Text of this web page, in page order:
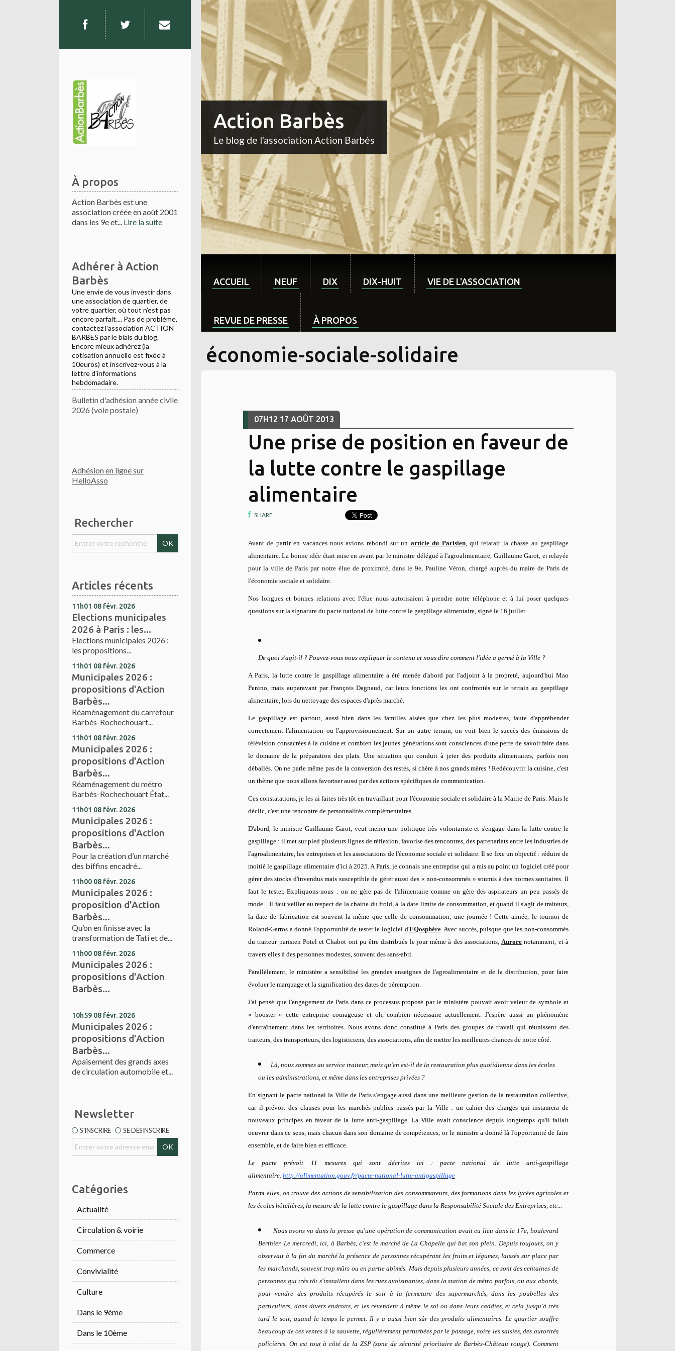
À propos
Action Barbès est une
association créée en août 2001
dans les 9e et... Lire la suite
Adhérer à Action
Barbès
Une envie de vous investir dans
une association de quartier, de
votre quartier, où tout n'est pas
encore parfait.... Pas de problème,
contactez l'association ACTION
BARBES par le biais du blog.
Encore mieux adhérez (la
cotisation annuelle est fixée à
10euros) et inscrivez-vous à la
lettre d'informations
hebdomadaire.
Bulletin d'adhésion année civile
2026 (voie postale)
Adhésion en ligne sur
HelloAsso
Rechercher
Articles récents
11h01 08 févr. 2026
Elections municipales
2026 à Paris : les...
Elections municipales 2026 :
les propositions...
11h01 08 févr. 2026
Municipales 2026 :
propositions d'Action
Barbès...
Réaménagement du carrefour
Barbès-Rochechouart...
11h01 08 févr. 2026
Municipales 2026 :
propositions d'Action
Barbès...
Réaménagement du métro
Barbès-Rochechouart État...
11h01 08 févr. 2026
Municipales 2026 :
propositions d'Action
Barbès...
Pour la création d’un marché
des biffins encadré...
11h00 08 févr. 2026
Municipales 2026 :
proposition d'Action
Barbès...
Qu’on en finisse avec la
transformation de Tati et de...
11h00 08 févr. 2026
Municipales 2026 :
propositions d'Action
Barbès...
10h59 08 févr. 2026
Municipales 2026 :
propositions d'Action
Barbès...
Apaisement des grands axes
de circulation automobile et...
Newsletter
S'INSCRIRE SE DÉSINSCRIRE
Catégories
Actualité
Circulation & voirie
Commerce
Convivialité
Culture
Dans le 9ème
Dans le 10ème
Action Barbès
Le blog de l'association Action Barbès
ACCUEIL NEUF DIX DIX-HUIT VIE DE L'ASSOCIATION
REVUE DE PRESSE À PROPOS
économie-sociale-solidaire
07H12 17 AOÛT 2013
Une prise de position en faveur de
la lutte contre le gaspillage
alimentaire
SHARE
Avant de partir en vacances nous avions rebondi sur un article du Parisien, qui relatait la chasse au gaspillage
alimentaire. La bonne idée était mise en avant par le ministre délégué à l'agroalimentaire, Guillaume Garot, et relayée
pour la ville de Paris par notre élue de proximité, dans le 9e, Pauline Véron, chargé auprès du maire de Paris de
l'économie sociale et solidaire.
Nos longues et bonnes relations avec l'élue nous autorisaient à prendre notre téléphone et à lui poser quelques
questions sur la signature du pacte national de lutte contre le gaspillage alimentaire, signé le 16 juillet.
De quoi s'agit-il ? Pouvez-vous nous expliquer le contenu et nous dire comment l'idée a germé à la Ville ?
A Paris, la lutte contre le gaspillage alimentaire a été menée d'abord par l'adjoint à la propreté, aujourd'hui Mao
Penino, mais auparavant par François Dagnaud, car leurs fonctions les ont confrontés sur le terrain au gaspillage
alimentaire, lors du nettoyage des espaces d'après marché.
Le gaspillage est partout, aussi bien dans les familles aisées que chez les plus modestes, faute d'appréhender
correctement l'alimentation ou l'approvisionnement. Sur un autre terrain, on voit bien le succès des émissions de
télévision consacrées à la cuisine et combien les jeunes générations sont consciences d'une perte de savoir faire dans
le domaine de la préparation des plats. Une situation qui conduit à jeter des produits alimentaires, parfois non
déballés. On ne parle même pas de la conversion des restes, si chère à nos grands mères ! Redécouvrir la cuisine, c'est
un thème que nous allons favoriser aussi par des actions spécifiques de communication.
Ces constatations, je les ai faites très tôt en travaillant pour l'économie sociale et solidaire à la Mairie de Paris. Mais le
déclic, c'est une rencontre de personnalités complémentaires.
D'abord, le ministre Guillaume Garot, veut mener une politique très volontariste et s'engage dans la lutte contre le
gaspillage : il met sur pied plusieurs lignes de réflexion, favorise des rencontres, des partenariats entre les industries de
l'agroalimentaire, les entreprises et les associations de l'économie sociale et solidaire. Il se fixe un objectif : réduire de
moitié le gaspillage alimentaire d'ici à 2025. A Paris, je connais une entreprise qui a mis au point un logiciel créé pour
gérer des stocks d'invendus mais susceptible de gérer aussi des « non-consommés » soumis à des normes sanitaires. Il
faut le tester. Expliquons-nous : on ne gère pas de l'alimentaire comme on gère des aspirateurs un peu passés de
mode... Il faut veiller au respect de la chaine du froid, à la date limite de consommation, et quand il s'agit de traiteurs,
la date de fabrication est souvent la même que celle de consommation, une journée ! Cette année, le tournoi de
Roland-Garros a donné l'opportunité de tester le logiciel d'EQosphère. Avec succès, puisque que les non-consommés
du traiteur parisien Potel et Chabot ont pu être distribués le jour même à des associations, Aurore notamment, et à
travers elles à des personnes modestes, souvent des sans-abri.
Parallèlement, le ministère a sensibilisé les grandes enseignes de l'agroalimentaire et de la distribution, pour faire
évoluer le marquage et la signification des dates de péremption.
J'ai pensé que l'engagement de Paris dans ce processus proposé par le ministère pouvait avoir valeur de symbole et
« booster » cette entreprise courageuse et oh, combien nécessaire actuellement. J'espère aussi un phénomène
d'entraînement dans les territoires. Nous avons donc constitué à Paris des groupes de travail qui réunissent des
traiteurs, des transporteurs, des logisticiens, des associations, afin de mettre les meilleures chances de notre côté.
Là, nous sommes au service traiteur, mais qu'en est-il de la restauration plus quotidienne dans les écoles
ou les administrations, et même dans les entreprises privées ?
En signant le pacte national la Ville de Paris s'engage aussi dans une meilleure gestion de la restauration collective,
car il prévoit des clauses pour les marchés publics passés par la Ville : un cahier des charges qui instaurera de
nouveaux principes en faveur de la lutte anti-gaspillage. La Ville avait conscience depuis longtemps qu'il fallait
oeuvrer dans ce sens, mais chacun dans son domaine de compétences, or le ministre a donné là l'opportunité de faire
ensemble, et de faire bien et efficace.
Le pacte prévoit 11 mesures qui sont décrites ici : pacte national de lutte anti-gaspillage
alimentaire. http://alimentation.gouv.fr/pacte-national-lutte-antigaspillage
Parmi elles, on trouve des actions de sensibilisation des consommateurs, des formations dans les lycées agricoles et
les écoles hôtelières, la mesure de la lutte contre le gaspillage dans la Responsabilité Sociale des Entreprises, etc...
Nous avons vu dans la presse qu'une opération de communication avait eu lieu dans le 17e, boulevard
Berthier. Le mercredi, ici, à Barbès, c'est le marché de La Chapelle qui bat son plein. Depuis toujours, on y
observait à la fin du marché la présence de personnes récupérant les fruits et légumes, laissés sur place par
les marchands, souvent trop mûrs ou en partie abîmés. Mais depuis plusieurs années, ce sont des centaines de
personnes qui très tôt s'installent dans les rues avoisinantes, dans la station de métro parfois, ou aux abords,
pour vendre des produits récupérés le soir à la fermeture des supermarchés, dans les poubelles des
particuliers, dans divers endroits, et les revendent à même le sol ou dans leurs caddies, et cela jusqu'à très
tard le soir, quand le temps le permet. Il y a aussi bien sûr des produits alimentaires. Le quartier souffre
beaucoup de ces ventes à la sauvette, régulièrement perturbées par le passage, voire les saisies, des autorités
policières. On est tout à côté de la ZSP (zone de sécurité prioritaire de Barbès-Château rouge). Comment